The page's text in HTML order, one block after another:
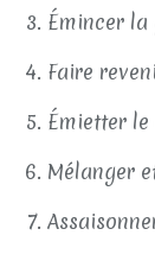
Émincer la
Faire
Émietter
Mélanger